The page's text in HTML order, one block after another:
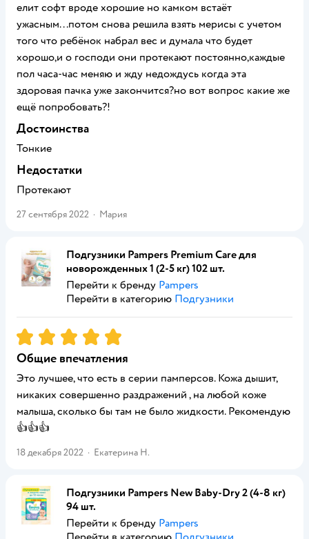
елит софт вроде хорошие но камком встаёт
ужасным...потом снова решила взять мерисы с учетом
того что ребёнок набрал вес и думала что будет
хорошо,и о господи они протекают постоянно,каждые
пол часа-час меняю и жду недождусь когда эта
здоровая пачка уже закончится?но вот вопрос какие же
ещё попробовать?!
Достоинства
Тонкие
Недостатки
Протекают
27 сентября 2022 · Мария
Подгузники Pampers Premium Care для
новорожденных 1 (2-5 кг) 102 шт.
Перейти к бренду Pampers
Перейти в категорию Подгузники
Рейтинг:5
Общие впечатления
Это лучшее, что есть в серии памперсов. Кожа дышит,
никаких совершенно раздражений , на любой коже
малыша, сколько бы там не было жидкости. Рекомендую
👍👍👍
18 декабря 2022 · Екатерина Н.
Подгузники Pampers New Baby-Dry 2 (4-8 кг)
94 шт.
Перейти к бренду Pampers